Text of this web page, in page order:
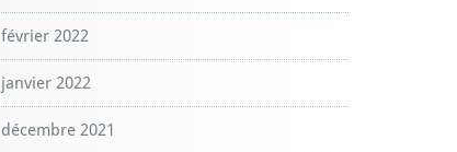
février 2022
janvier 2022
décembre 2021